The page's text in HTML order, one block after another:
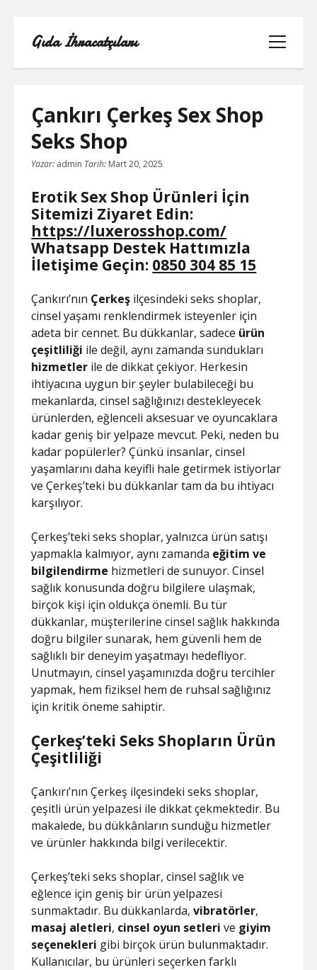
Gıda İhracatçıları
menüyü
aç
BEDAVA ŞIFRESIZ FACEBOOK BEĞENI
HILESI
INSTAGRAM BEĞENI HILESI 2021
ÜCRETSIZ
LISTE
SAYFA LISTESI
Çankırı Çerkeş Sex Shop
Seks Shop
Yazar: admin Tarih: Mart 20, 2025
Erotik Sex Shop Ürünleri İçin
Sitemizi Ziyaret Edin:
https://luxerosshop.com/
Whatsapp Destek Hattımızla
İletişime Geçin: 0850 304 85 15
Çankırı’nın Çerkeş ilçesindeki seks shoplar,
cinsel yaşamı renklendirmek isteyenler için
adeta bir cennet. Bu dükkanlar, sadece ürün
çeşitliliği ile değil, aynı zamanda sundukları
hizmetler ile de dikkat çekiyor. Herkesin
ihtiyacına uygun bir şeyler bulabileceği bu
mekanlarda, cinsel sağlığınızı destekleyecek
ürünlerden, eğlenceli aksesuar ve oyuncaklara
kadar geniş bir yelpaze mevcut. Peki, neden bu
kadar popülerler? Çünkü insanlar, cinsel
yaşamlarını daha keyifli hale getirmek istiyorlar
ve Çerkeş’teki bu dükkanlar tam da bu ihtiyacı
karşılıyor.
Çerkeş’teki seks shoplar, yalnızca ürün satışı
yapmakla kalmıyor, aynı zamanda eğitim ve
bilgilendirme hizmetleri de sunuyor. Cinsel
sağlık konusunda doğru bilgilere ulaşmak,
birçok kişi için oldukça önemli. Bu tür
dükkanlar, müşterilerine cinsel sağlık hakkında
doğru bilgiler sunarak, hem güvenli hem de
sağlıklı bir deneyim yaşatmayı hedefliyor.
Unutmayın, cinsel yaşamınızda doğru tercihler
yapmak, hem fiziksel hem de ruhsal sağlığınız
için kritik öneme sahiptir.
Çerkeş’teki Seks Shopların Ürün
Çeşitliliği
Çankırı’nın Çerkeş ilçesindeki seks shoplar,
çeşitli ürün yelpazesi ile dikkat çekmektedir. Bu
makalede, bu dükkânların sunduğu hizmetler
ve ürünler hakkında bilgi verilecektir.
Çerkeş’teki seks shoplar, cinsel sağlık ve
eğlence için geniş bir ürün yelpazesi
sunmaktadır. Bu dükkanlarda,vibratörler,
masaj aletleri, cinsel oyun setleri ve giyim
seçenekleri gibi birçok ürün bulunmaktadır.
Kullanıcılar, bu ürünleri seçerken farklı